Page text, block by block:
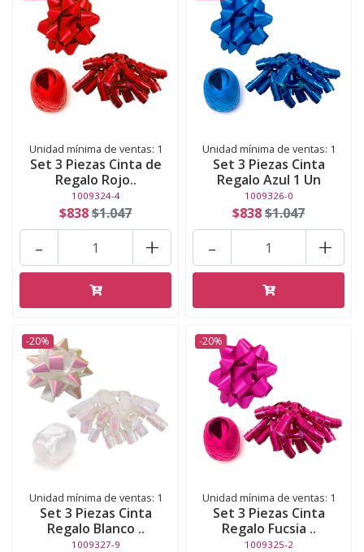
Unidad mínima de ventas: 1
Set 3 Piezas Cinta de
Regalo Rojo..
1009324-4
$838$1.047
+
-
Unidad mínima de ventas: 1
Set 3 Piezas Cinta
Regalo Azul 1 Un
1009326-0
$838$1.047
+
-
-20%
Unidad mínima de ventas: 1
Set 3 Piezas Cinta
Regalo Blanco ..
1009327-9
-20%
Unidad mínima de ventas: 1
Set 3 Piezas Cinta
Regalo Fucsia ..
1009325-2